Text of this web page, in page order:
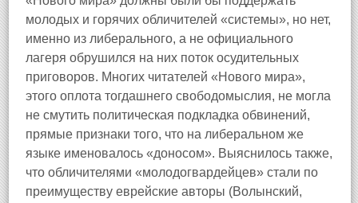
молодых и горячих обличителей «системы», но нет,
именно из либерального, а не официального
лагеря обрушился на них поток осудительных
приговоров. Многих читателей «Нового мира»,
этого оплота тогдашнего свободомыслия, не могла
не смутить политическая подкладка обвинений,
прямые признаки того, что на либеральном же
языке именовалось «доносом». Выяснилось также,
что обличителями «молодогвардейцев» стали по
преимуществу еврейские авторы (Волынский,